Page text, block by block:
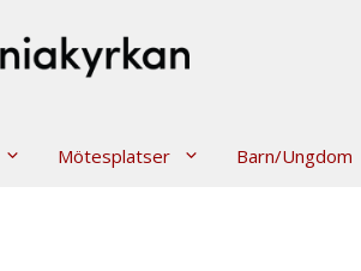
Mötesplatser Barn/Ungdom